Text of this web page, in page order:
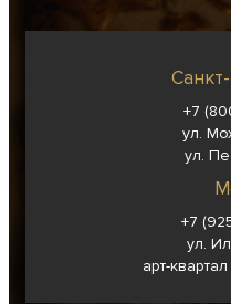
+7
ул.
ул.
+7
ул.
арт-